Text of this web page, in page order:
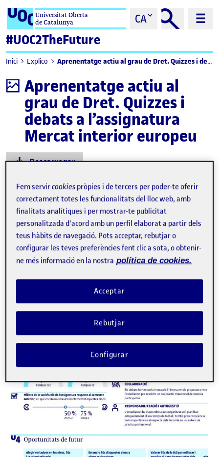
Saltar al contingutUniversitat Oberta
de Catalunya
CA
#UOC2TheFuture
Inici Explico Aprenentatge actiu al grau de Dret. Quizzes i debats a l’assignatura Mercat interior europeu
InfografiaAprenentatge actiu al
grau de Dret. Quizzes i
debats a l’assignatura
Mercat interior europeu
Descarregar
Fem servircookies pròpies i de tercers per poder-te oferir
correctament totes les funcionalitats del lloc web, amb
finalitats analítiques i per mostrar-te publicitat
personalitzada d'acord amb un perfil elaborat a partir dels
teus hàbits de navegació. Pots acceptar, rebutjar o
configurar les teves preferències fent clic a sota, o obtenir-
ne més informació en la nostra política de cookies.
Rebutjar
Acceptar
Configurar